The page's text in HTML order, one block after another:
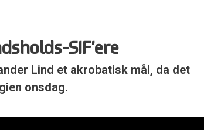
SIF’ere
Lind et akrobatisk mål, da det
onsdag.